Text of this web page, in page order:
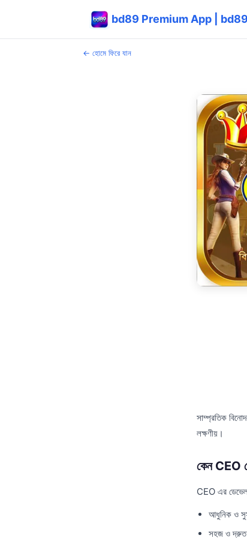
bd89 Premium App | bd89
← হোমে ফিরে যান
সাম্প্রতিক
লক্ষণীয়।
কেন CEO
CEO এর
আধুনিক ও
সহজ ও দ্রুত